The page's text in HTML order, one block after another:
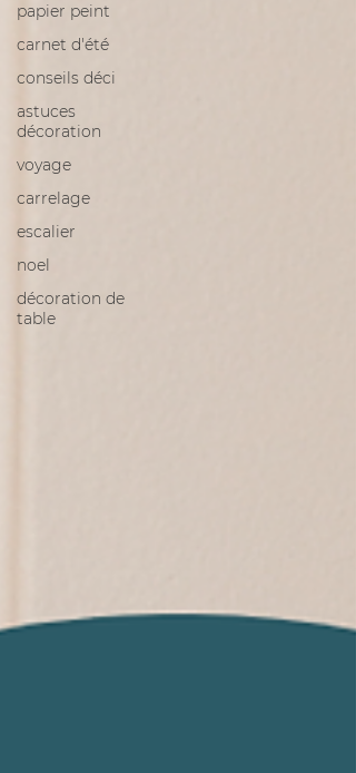
papier peint
carnet d'été
conseils déci
astuces
décoration
voyage
carrelage
escalier
noel
décoration de
table